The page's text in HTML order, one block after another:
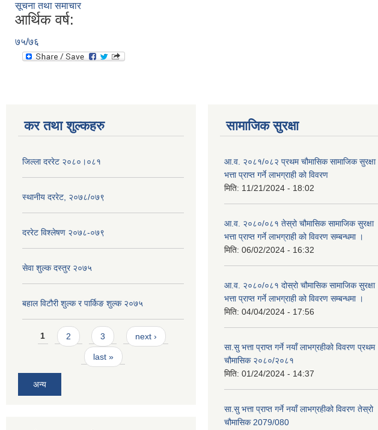
सूचना तथा समाचार
आर्थिक वर्ष:
७५/७६
कर तथा शुल्कहरु
जिल्ला दररेट २०८०।०८१
स्थानीय दररेट, २०७८/०७९
दररेट विश्लेषण २०७८-०७९
सेवा शुल्क दस्तुर २०७५
बहाल विटौरी शुल्क र पार्किङ शुल्क २०७५
Pages
1 2 3 next ›
last »
अन्य
सामाजिक सुरक्षा
आ.व. २०८१/०८२ प्रथम चौमासिक सामाजिक सुरक्षा
भत्ता प्राप्त गर्ने लाभग्राही को विवरण
मिति: 11/21/2024 - 18:02
आ.व. २०८०/०८१ तेस्रो चौमासिक सामाजिक सुरक्षा
भत्ता प्राप्त गर्ने लाभग्राही को विवरण सम्बन्धमा ।
मिति: 06/02/2024 - 16:32
आ.व. २०८०/०८१ दोस्रो चौमासिक सामाजिक सुरक्षा
भत्ता प्राप्त गर्ने लाभग्राही को विवरण सम्बन्धमा ।
मिति: 04/04/2024 - 17:56
सा.सु भत्ता प्राप्त गर्ने नयाँ लाभग्रहीको विवरण प्रथम
चौमासिक २०८०/२०८१
मिति: 01/24/2024 - 14:37
सा.सु भत्ता प्राप्त गर्ने नयाँ लाभग्रहीको विवरण तेस्रो
चौमासिक 2079/080